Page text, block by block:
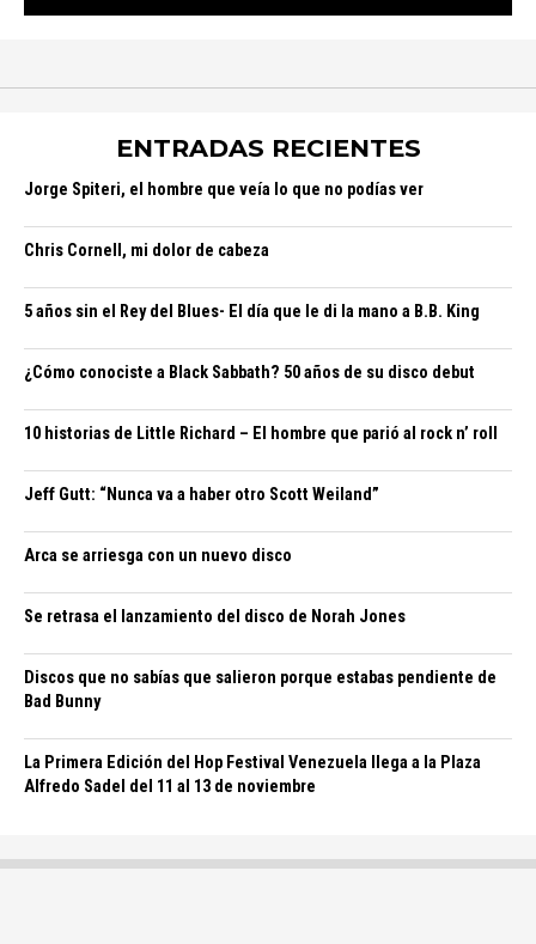
ENTRADAS RECIENTES
Jorge Spiteri, el hombre que veía lo que no podías ver
Chris Cornell, mi dolor de cabeza
5 años sin el Rey del Blues- El día que le di la mano a B.B. King
¿Cómo conociste a Black Sabbath? 50 años de su disco debut
10 historias de Little Richard – El hombre que parió al rock n’ roll
Jeff Gutt: “Nunca va a haber otro Scott Weiland”
Arca se arriesga con un nuevo disco
Se retrasa el lanzamiento del disco de Norah Jones
Discos que no sabías que salieron porque estabas pendiente de
Bad Bunny
La Primera Edición del Hop Festival Venezuela llega a la Plaza
Alfredo Sadel del 11 al 13 de noviembre